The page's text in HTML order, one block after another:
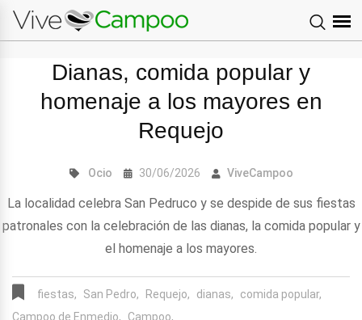
Dianas, comida popular y
homenaje a los mayores en
Requejo
Ocio 30/06/2026 ViveCampoo
La localidad celebra San Pedruco y se despide de sus fiestas
patronales con la celebración de las dianas, la comida popular y
el homenaje a los mayores.
fiestas, San Pedro, Requejo, dianas,
comida popular,
Campoo de Enmedio,
Campoo,